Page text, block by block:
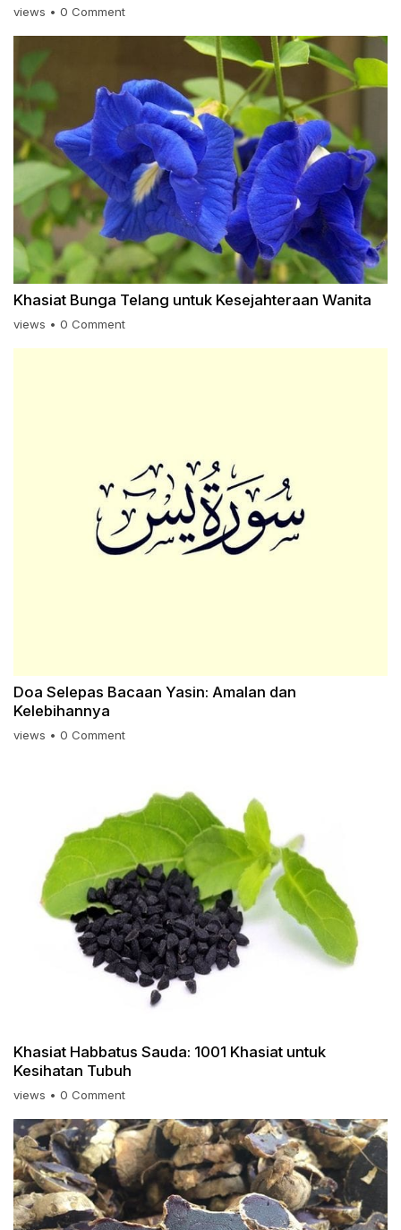
views • 0 Comment
Khasiat Bunga Telang untuk Kesejahteraan Wanita
views • 0 Comment
Doa Selepas Bacaan Yasin: Amalan dan
Kelebihannya
views • 0 Comment
Khasiat Habbatus Sauda: 1001 Khasiat untuk
Kesihatan Tubuh
views • 0 Comment